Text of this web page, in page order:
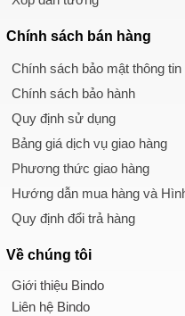
Chính sách bán hàng
Chính sách bảo mật thông tin
Chính sách bảo hành
Quy định sử dụng
Bảng giá dịch vụ giao hàng
Phương thức giao hàng
Hướng dẫn mua hàng và
Quy định đổi trả hàng
Về chúng tôi
Giới thiệu Bindo
Liên hệ Bindo